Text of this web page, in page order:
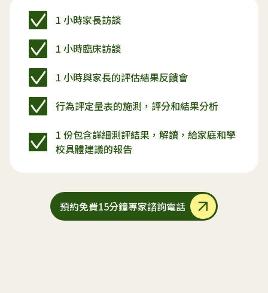
1 小時家長訪談
1 小時臨床訪談
1 小時與家長的評估結果反饋會
行為評定量表的施測，評分和結果分析
1 份包含詳細測評結果，解讀，給家庭和學
校具體建議的報告
預約免費15分鐘專家諮詢電話